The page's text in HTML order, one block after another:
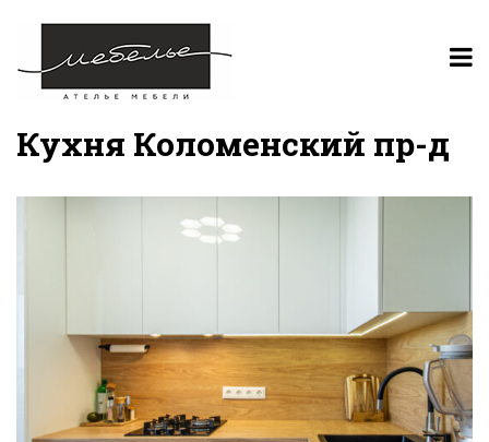
Кухня Коломенский пр-д